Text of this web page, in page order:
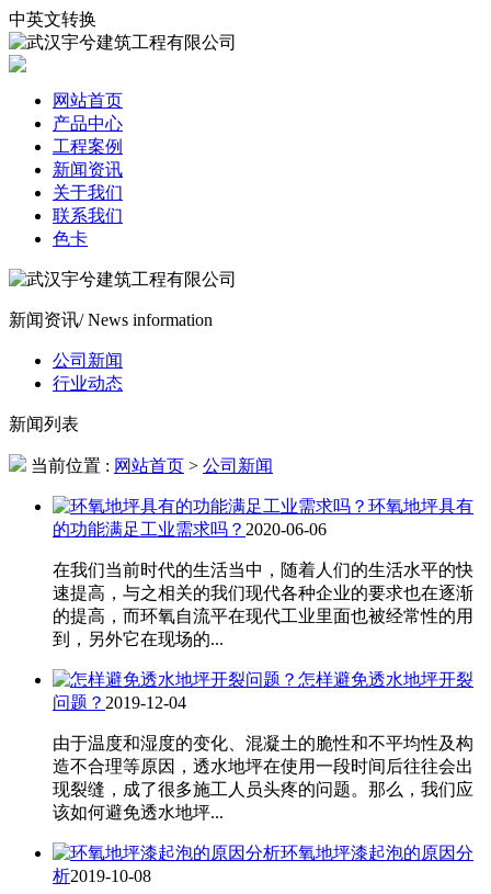
中英文转换
网站首页
产品中心
工程案例
新闻资讯
关于我们
联系我们
色卡
新闻资讯/ News information
公司新闻
行业动态
新闻列表
当前位置 : 网站首页 > 公司新闻
环氧地坪具有
的功能满足工业需求吗？ 2020-06-06
在我们当前时代的生活当中，随着人们的生活水平的快
速提高，与之相关的我们现代各种企业的要求也在逐渐
的提高，而环氧自流平在现代工业里面也被经常性的用
到，另外它在现场的...
怎样避免透水地坪开裂
问题？ 2019-12-04
由于温度和湿度的变化、混凝土的脆性和不平均性及构
造不合理等原因，透水地坪在使用一段时间后往往会出
现裂缝，成了很多施工人员头疼的问题。那么，我们应
该如何避免透水地坪...
环氧地坪漆起泡的原因分
析2019-10-08